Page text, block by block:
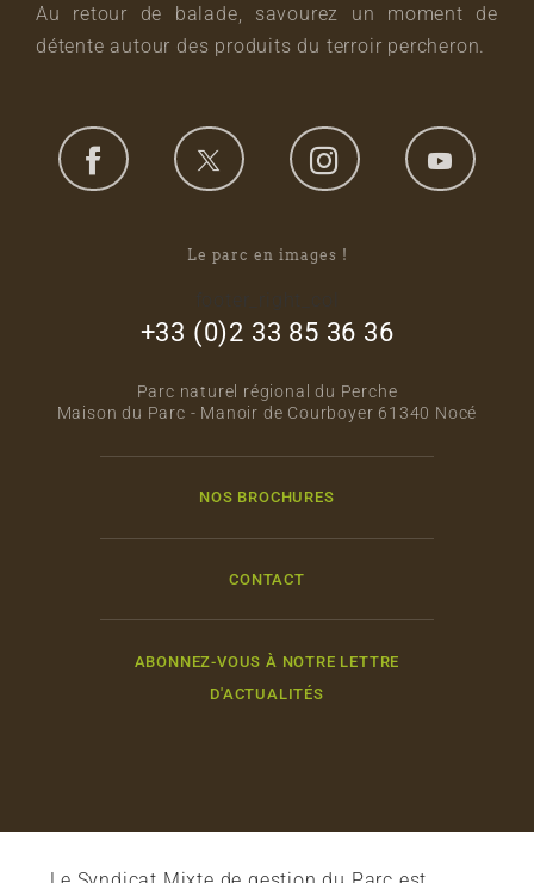
Au retour de balade, savourez un moment de
détente autour des produits du terroir percheron.
Le parc en images !
+33 (0)2 33 85 36 36
Parc naturel régional du Perche
Maison du Parc - Manoir de Courboyer 61340 Nocé
NOS BROCHURES
CONTACT
ABONNEZ-VOUS À NOTRE LETTRE
D'ACTUALITÉS